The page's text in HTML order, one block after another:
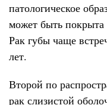
патологическое
может быть
Рак губы чаще
лет.
Второй по
рак слизистой